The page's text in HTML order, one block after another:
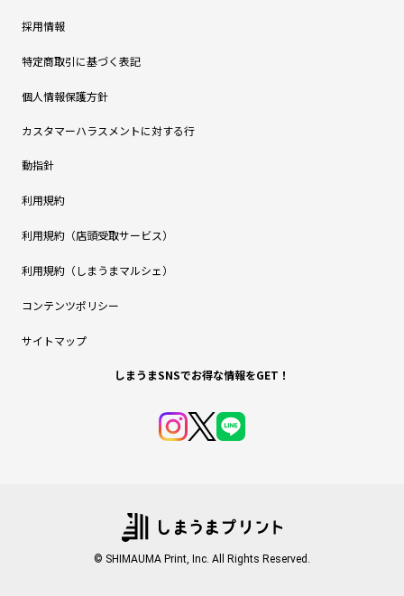
採用情報
特定商取引に基づく表記
個人情報保護方針
カスタマーハラスメントに対する行
動指針
利用規約
利用規約（店頭受取サービス）
利用規約（しまうまマルシェ）
コンテンツポリシー
サイトマップ
しまうまSNSでお得な情報をGET！
© SHIMAUMA Print, Inc. All Rights Reserved.